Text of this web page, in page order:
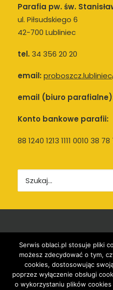
Parafia pw. św.
ul. Piłsudskiego 6
42-700 Lubliniec
tel. 34 356 20 20
email:
email (biuro
Konto bankowe parafii:
88 1240 1213 1111 0010 38
© 2022 Oblaci.pl Wszystkie
wykorzystujecookies i
Administrator
Serwis oblaci.pl stosuje pliki
możesz zdecydować o tym,
cookies, dostosowując
poprzez wyłączenie obsługi
o wykorzystaniu plików cookies